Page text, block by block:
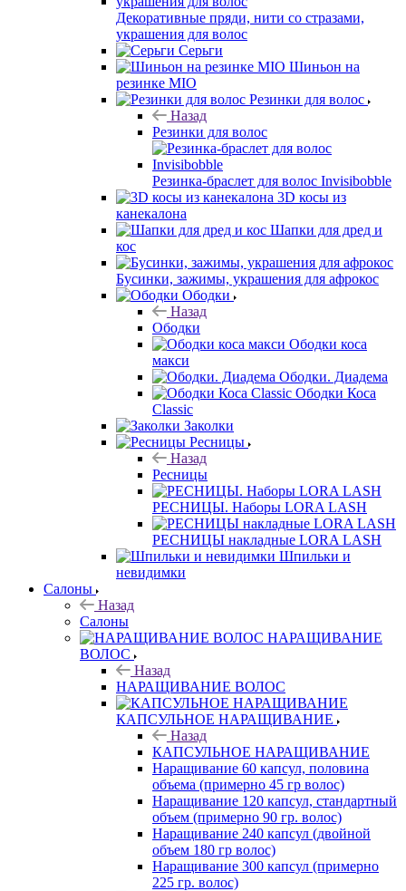
Декоративные пряди, нити со стразами,
украшения для волос
Серьги
Шиньон на
резинке MIO
Резинки для волос
Назад
Резинки для волос
Резинка-браслет для волос Invisibobble
3D косы из
канекалона
Шапки для дред и
кос
Бусинки, зажимы, украшения для афрокос
Ободки
Назад
Ободки
Ободки коса
макси
Ободки. Диадема
Ободки Коса
Classic
Заколки
Ресницы
Назад
Ресницы
РЕСНИЦЫ. Наборы LORA LASH
РЕСНИЦЫ накладные LORA LASH
Шпильки и
невидимки
Салоны
Назад
Салоны
НАРАЩИВАНИЕ
ВОЛОС
Назад
НАРАЩИВАНИЕ ВОЛОС
КАПСУЛЬНОЕ НАРАЩИВАНИЕ
Назад
КАПСУЛЬНОЕ НАРАЩИВАНИЕ
Наращивание 60 капсул, половина
объема (примерно 45 гр волос)
Наращивание 120 капсул, стандартный
объем (примерно 90 гр. волос)
Наращивание 240 капсул (двойной
объем 180 гр волос)
Наращивание 300 капсул (примерно
225 гр. волос)